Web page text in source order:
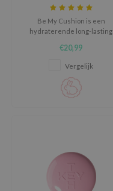
Be My Cushion is een
hydraterende long-lasting
€20,99
Vergelijk